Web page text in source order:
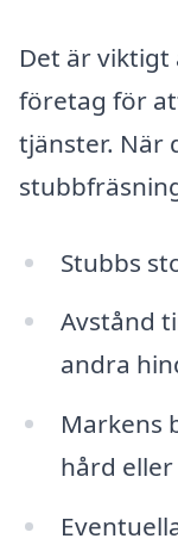
Det är
företag för
tjänster. När
Stubbs
Avstånd
andra
Markens
hård